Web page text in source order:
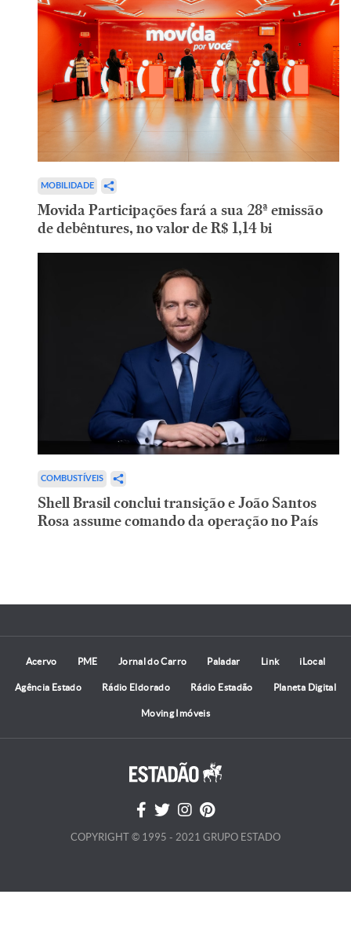
MOBILIDADE
Movida Participações fará a sua 28ª emissão
de debêntures, no valor de R$ 1,14 bi
COMBUSTÍVEIS
Shell Brasil conclui transição e João Santos
Rosa assume comando da operação no País
Acervo PME Jornal do Carro Paladar Link iLocal
Agência Estado Rádio Eldorado Rádio Estadão Planeta Digital
Moving Imóveis
COPYRIGHT © 1995 - 2021 GRUPO ESTADO